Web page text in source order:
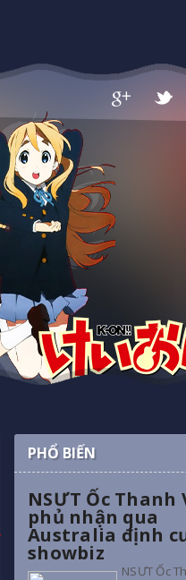
PHỔ BIẾN
NSƯT Ốc Thanh
phủ nhận qua
Australia định
showbiz
NSƯT Ốc